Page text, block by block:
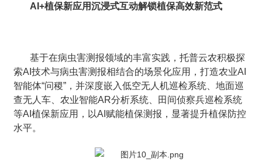
AI+植保新应用沉浸式互动解锁植保高效新范式
基于在病虫害测报领域的丰富实践，托普云农积极探
索AI技术与病虫害测报相结合的场景化应用，打造农业AI
智能体“问稷”，并深度嵌入低空无人机巡检系统、地面巡
查无人车、农业智能AR分析系统、田间侦察兵巡检系统
等AI植保新应用，以AI赋能植保测报，显著提升植保防控
水平。